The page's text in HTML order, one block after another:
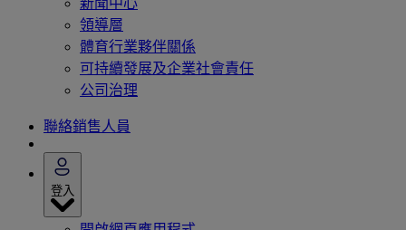
領導層
體育行業夥伴關係
可持續發展及企業社會責任
公司治理
聯絡銷售人員
登入